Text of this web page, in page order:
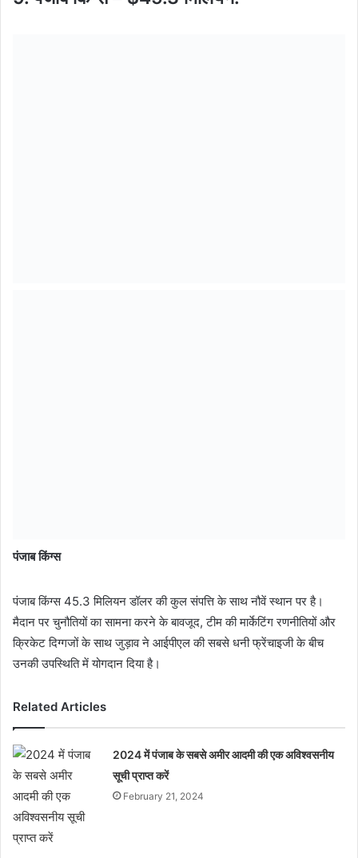
पंजाब किंग्स
पंजाब किंग्स 45.3 मिलियन डॉलर की कुल संपत्ति के साथ नौवें स्थान पर है।
मैदान पर चुनौतियों का सामना करने के बावजूद, टीम की मार्केटिंग रणनीतियों और
क्रिकेट दिग्गजों के साथ जुड़ाव ने आईपीएल की सबसे धनी फ्रेंचाइजी के बीच
उनकी उपस्थिति में योगदान दिया है।
Related Articles
2024 में पंजाब के सबसे अमीर आदमी की एक अविश्वसनीय
सूची प्राप्त करें
February 21, 2024